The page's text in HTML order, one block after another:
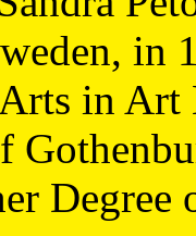
in
in Art
Degree